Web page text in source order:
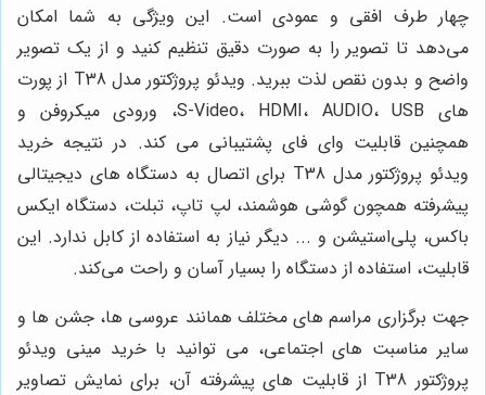
چهار طرف افقی و عمودی است. این ویژگی به شما امکان
می‌دهد تا تصویر را به صورت دقیق تنظیم کنید و از یک تصویر
واضح و بدون نقص لذت ببرید. ویدئو پروژکتور مدل T38 از پورت
های S-Video، HDMI، AUDIO، USB، ورودی میکروفن و
همچنین قابلیت وای فای پشتیبانی می کند. در نتیجه خرید
ویدئو پروژکتور مدل T38 برای اتصال به دستگاه های دیجیتالی
پیشرفته همچون گوشی هوشمند، لپ تاپ، تبلت، دستگاه ایکس
باکس، پلی‌استیشن و ... دیگر نیاز به استفاده از کابل ندارد. این
قابلیت، استفاده از دستگاه را بسیار آسان و راحت می‌کند.
جهت برگزاری مراسم های مختلف همانند عروسی ها، جشن ها و
سایر مناسبت های اجتماعی، می توانید با خرید مینی ویدئو
پروژکتور T38 از قابلیت های پیشرفته آن، برای نمایش تصاویر